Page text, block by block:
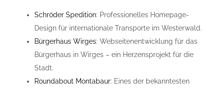
Schröder Spedition: Professionelles Homepage-
Design für internationale Transporte im Westerwald.
Bürgerhaus Wirges: Webseitenentwicklung für das
Bürgerhaus in Wirges – ein Herzensprojekt für die
Stadt.
Roundabout Montabaur: Eines der bekanntesten